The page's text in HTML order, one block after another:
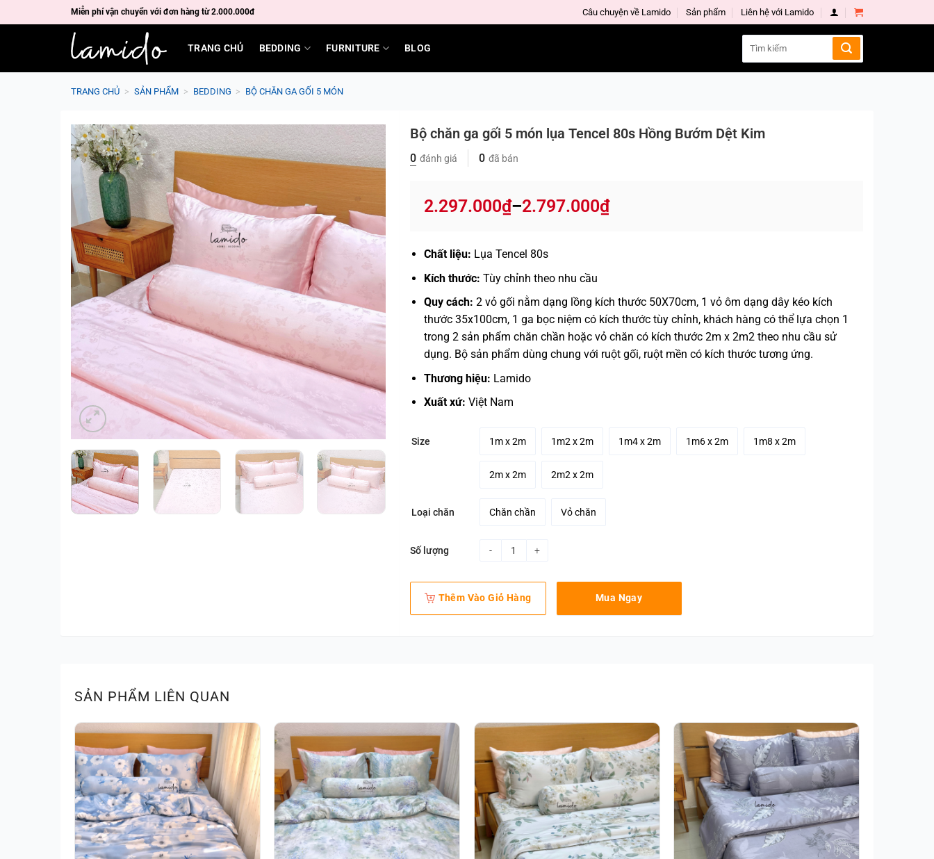
to
Miễn phí vận chuyển với đơn hàng từ 2.000.000đ Câu chuyện về Lamido Sản phẩm Liên hệ với Lamido
TRANG CHỦ BEDDING FURNITURE BLOG
for:
TRANG CHỦ > SẢN PHẨM > BEDDING > BỘ CHĂN GA GỐI 5 MÓN
Bộ chăn ga gối 5 món lụa Tencel 80s Hồng Bướm Dệt Kim
0 đánh giá 0 đã bán
2.297.000₫–2.797.000₫
Price
2.297.000₫
through
2.797.000₫
Chất liệu: Lụa Tencel 80s
Kích thước: Tùy chỉnh theo nhu cầu
Quy cách: 2 vỏ gối nằm dạng lồng kích thước 50X70cm, 1 vỏ ôm dạng dây kéo kích
thước 35x100cm, 1 ga bọc niệm có kích thước tùy chỉnh, khách hàng có thể lựa chọn 1
trong 2 sản phẩm chăn chần hoặc vỏ chăn có kích thước 2m x 2m2 theo nhu cầu sử
dụng. Bộ sản phẩm dùng chung với ruột gối, ruột mền có kích thước tương ứng.
Thương hiệu: Lamido
Xuất xứ: Việt Nam
Size 1m x 2m 1m2 x 2m 1m4 x 2m 1m6 x 2m 1m8 x 2m
2m x 2m 2m2 x 2m
Loại chăn Chăn chần Vỏ chăn
Số lượng
Bộ chăn ga gối 5 món lụa Tencel 80s Hồng Bướm Dệt Kim quantity
Thêm Vào Giỏ Hàng Mua Ngay
SẢN PHẨM LIÊN QUAN